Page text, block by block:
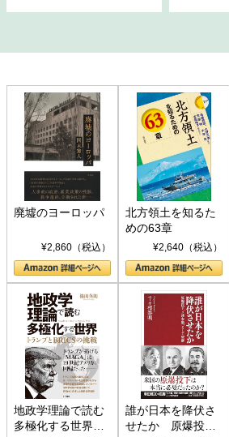
廃墟のヨーロッパ
¥2,860（税込）
北方領土を知るた
めの63章
¥2,640（税込）
地政学理論で読む
多極化する世界：
誰が日本を降伏さ
せたか 原爆投